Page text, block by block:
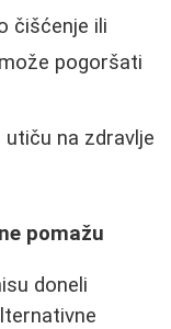
čišćenje ili
pogoršati
na zdravlje
pomažu
doneli